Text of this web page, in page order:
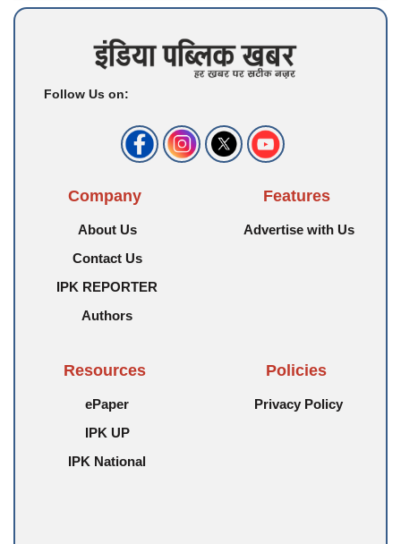
Follow Us on:
Company
About Us
Contact Us
IPK REPORTER
Authors
Features
Advertise with Us
Resources
ePaper
IPK UP
IPK National
Policies
Privacy Policy